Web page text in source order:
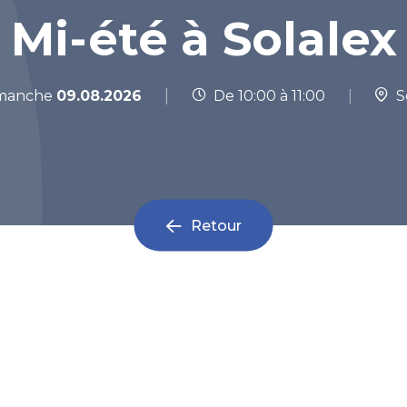
Mi-été à Solalex
09.08.2026 | De 10:00 à 11:00
Retour